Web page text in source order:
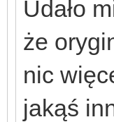
Udało
że
nic
jakąś